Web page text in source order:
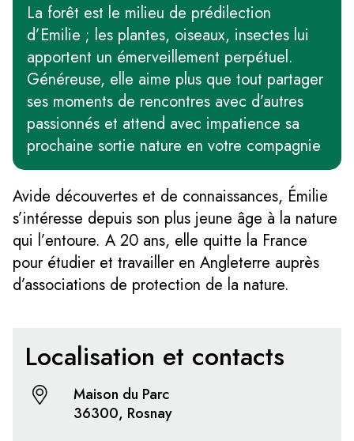
La forêt est le milieu de prédilection
d’Emilie ; les plantes, oiseaux, insectes lui
apportent un émerveillement perpétuel.
Généreuse, elle aime plus que tout partager
ses moments de rencontres avec d’autres
passionnés et attend avec impatience sa
prochaine sortie nature en votre compagnie
Avide découvertes et de connaissances, Émilie
s’intéresse depuis son plus jeune âge à la nature
qui l’entoure. A 20 ans, elle quitte la France
pour étudier et travailler en Angleterre auprès
d’associations de protection de la nature.
Localisation et contacts
Maison du Parc
36300, Rosnay